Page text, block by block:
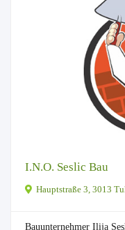
I.N.O. Seslic Bau
Hauptstraße 3, 3013
Bauunternehmer Ilija